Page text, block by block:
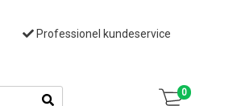
0
Professionel kundeservice